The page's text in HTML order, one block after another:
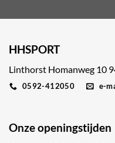
HHSPORT
Linthorst Homanweg 10
0592-412050 e-
Onze openingstijden